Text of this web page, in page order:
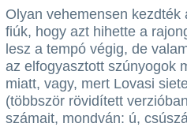
Olyan vehemensen kezdték
fiúk, hogy azt hihette a
lesz a tempó végig, de
az elfogyasztott szúnyogok
miatt, vagy, mert Lovasi
(többször rövidített
számait, mondván: ú,